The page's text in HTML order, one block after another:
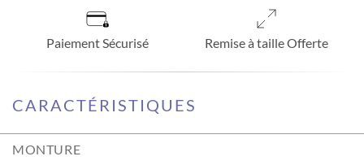
Paiement Sécurisé Remise à taille Offerte
CARACTÉRISTIQUES
MONTURE